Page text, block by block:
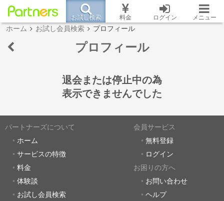
お試し検索 料金 ログイン メニュー
ホーム お試し会員検索 プロフィール
プロフィール
退会または停止中の為
表示できませんでした
パートナーズについて
ホーム
サービスの特徴
料金
体験談
お試し会員検索
会員サービス
無料登録
ログイン
お困りの方へ
お問い合わせ
ヘルプ